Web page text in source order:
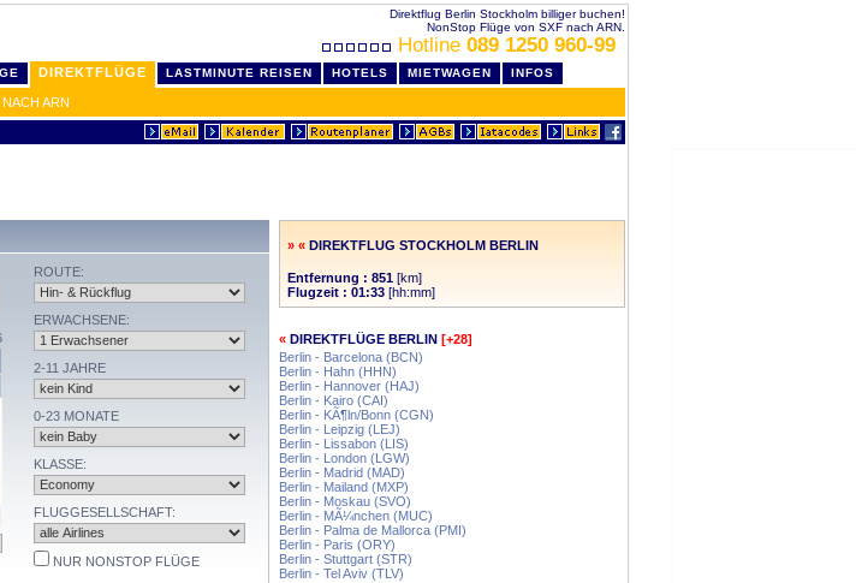
Direktflug Berlin Stockholm billiger buchen!
NonStop Flüge von SXF nach ARN.
Hotline 089 1250 960-99
DIREKTFLÜGE LASTMINUTE REISEN HOTELS MIETWAGEN INFOS
ARN
ROUTE:
ERWACHSENE:
2-11 JAHRE
0-23 MONATE
KLASSE:
FLUGGESELLSCHAFT:
NUR NONSTOP FLÜGE
» « DIREKTFLUG STOCKHOLM BERLIN
Entfernung : 851 [km]
Flugzeit : 01:33 [hh:mm]
« DIREKTFLÜGE BERLIN [+28]
Berlin - Barcelona (BCN)
Berlin - Hahn (HHN)
Berlin - Hannover (HAJ)
Berlin - Kairo (CAI)
Berlin - KÃ¶ln/Bonn (CGN)
Berlin - Leipzig (LEJ)
Berlin - Lissabon (LIS)
Berlin - London (LGW)
Berlin - Madrid (MAD)
Berlin - Mailand (MXP)
Berlin - Moskau (SVO)
Berlin - MÃ¼nchen (MUC)
Berlin - Palma de Mallorca (PMI)
Berlin - Paris (ORY)
Berlin - Stuttgart (STR)
Berlin - Tel Aviv (TLV)